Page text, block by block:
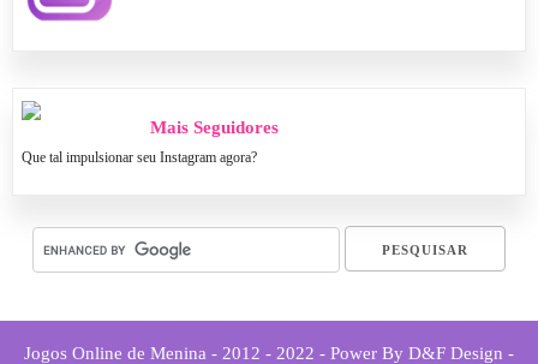
Mais Seguidores
Que tal impulsionar seu Instagram agora?
Jogos Online de Menina - 2012 - 2022 - Power By D&F Design -